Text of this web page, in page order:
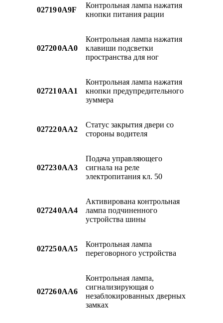
027190A9F
Контрольная лампа нажатия
кнопки питания рации
027200AA0
Контрольная лампа нажатия
клавиши подсветки
пространства для ног
02721 0AA1
Контрольная лампа нажатия
кнопки предупредительного
зуммера
027220AA2
Статус закрытия двери со
стороны водителя
027230AA3
Подача управляющего
сигнала на реле
электропитания кл. 50
027240AA4
Активирована контрольная
лампа подчиненного
устройства шины
027250AA5
Контрольная лампа
переговорного устройства
027260AA6
Контрольная лампа,
сигнализирующая о
незаблокированных дверных
замках